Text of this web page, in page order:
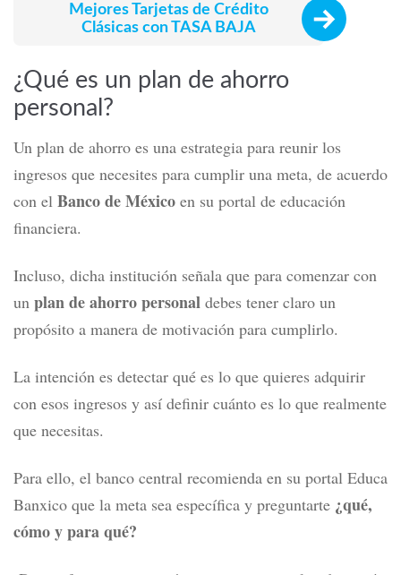
Mejores Tarjetas de Crédito
Clásicas con TASA BAJA
¿Qué es un plan de ahorro
personal?
Un plan de ahorro es una estrategia para reunir los
ingresos que necesites para cumplir una meta, de acuerdo
con el Banco de México en su portal de educación
financiera.
Incluso, dicha institución señala que para comenzar con
un plan de ahorro personal debes tener claro un
propósito a manera de motivación para cumplirlo.
La intención es detectar qué es lo que quieres adquirir
con esos ingresos y así definir cuánto es lo que realmente
que necesitas.
Para ello, el banco central recomienda en su portal Educa
Banxico que la meta sea específica y preguntarte ¿qué,
cómo y para qué?